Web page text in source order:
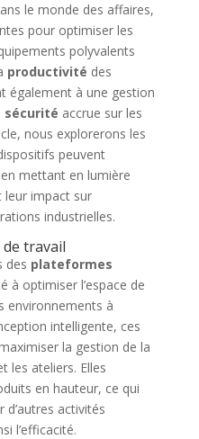
le monde des affaires,
pour optimiser les
polyvalents
productivité des
également à une gestion
sécurité accrue sur les
nous explorerons les
peuvent
mettant en lumière
leur impact sur
industrielles.
de travail
des plateformes
à optimiser l’espace de
environnements à
intelligente, ces
la gestion de la
les ateliers. Elles
en hauteur, ce qui
d’autres activités
l’efficacité.